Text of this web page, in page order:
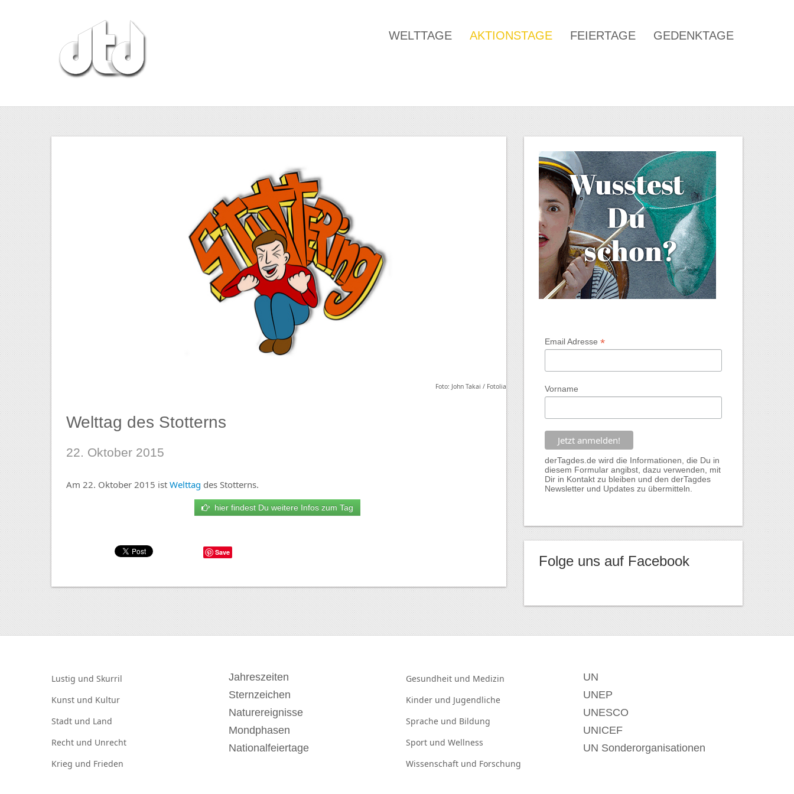
WELTTAGE AKTIONSTAGE FEIERTAGE GEDENKTAGE
Foto: John Takai / Fotolia
Welttag des Stotterns
22. Oktober 2015
Am 22. Oktober 2015 ist Welttag des Stotterns.
hier findest Du weitere Infos zum Tag
Save
Email Adresse *
Vorname
derTagdes.de wird die Informationen, die Du in
diesem Formular angibst, dazu verwenden, mit
Dir in Kontakt zu bleiben und den derTagdes
Newsletter und Updates zu übermitteln.
Folge uns auf Facebook
Lustig und Skurril
Kunst und Kultur
Stadt und Land
Recht und Unrecht
Krieg und Frieden
Jahreszeiten
Sternzeichen
Naturereignisse
Mondphasen
Nationalfeiertage
Gesundheit und Medizin
Kinder und Jugendliche
Sprache und Bildung
Sport und Wellness
Wissenschaft und Forschung
UN
UNEP
UNESCO
UNICEF
UN Sonderorganisationen